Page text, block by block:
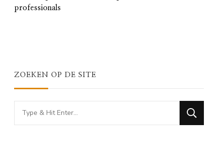
professionals
ZOEKEN OP DE SITE
Looking
for